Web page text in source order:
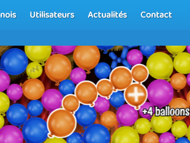
Utilisateurs Actualités Contact